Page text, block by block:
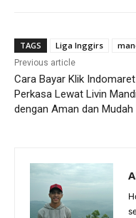
TAGS Liga Inggirs
Previous article
Cara Bayar Klik Indomaret
Perkasa Lewat Livin
dengan Aman dan Mudah